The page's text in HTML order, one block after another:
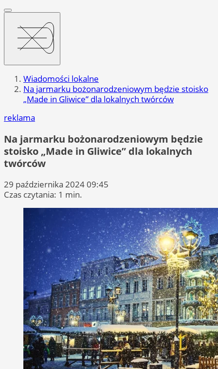
Wiadomości lokalne
Na jarmarku bożonarodzeniowym będzie stoisko
„Made in Gliwice” dla lokalnych twórców
reklama
Na jarmarku bożonarodzeniowym będzie
stoisko „Made in Gliwice” dla lokalnych
twórców
29 października 2024 09:45
Czas czytania: 1 min.